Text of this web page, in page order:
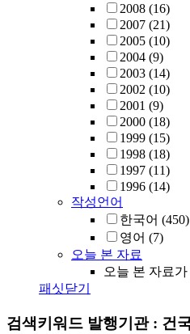
2008 (16)
2007 (21)
2005 (10)
2004 (9)
2003 (14)
2002 (10)
2001 (9)
2000 (18)
1999 (15)
1998 (18)
1997 (11)
1996 (14)
작성언어
한국어 (450)
영어 (7)
오늘 본 자료
오늘 본 자료
패싯닫기
검색키워드 발행기관 : 건